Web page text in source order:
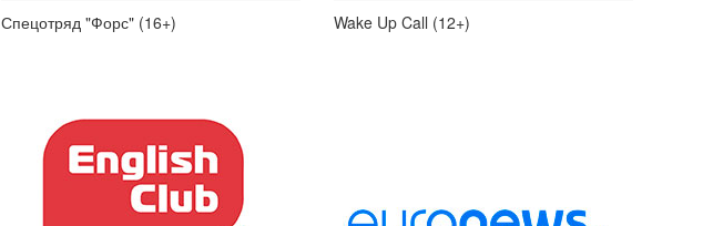
Спецотряд "Форс" (16+) Wake Up Call (12+)